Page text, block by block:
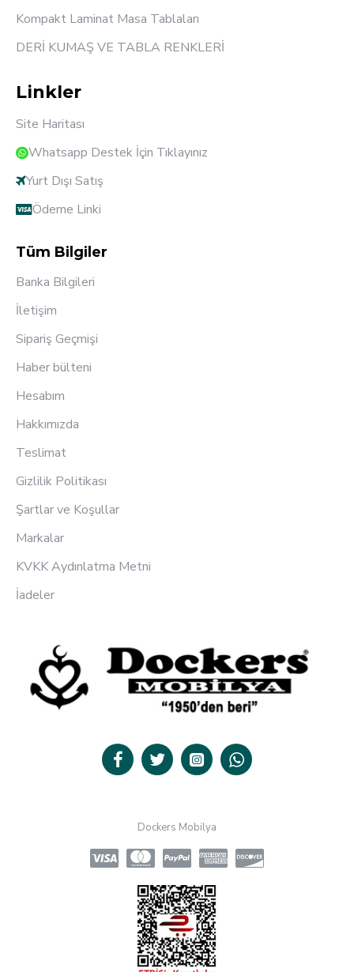
Kompakt Laminat Masa Tablaları
DERİ KUMAŞ VE TABLA RENKLERİ
Linkler
Site Haritası
Whatsapp Destek İçin Tıklayınız
Yurt Dışı Satış
Ödeme Linki
Tüm Bilgiler
Banka Bilgileri
İletişim
Sipariş Geçmişi
Haber bülteni
Hesabım
Hakkımızda
Teslimat
Gizlilik Politikası
Şartlar ve Koşullar
Markalar
KVKK Aydınlatma Metni
İadeler
Dockers Mobilya